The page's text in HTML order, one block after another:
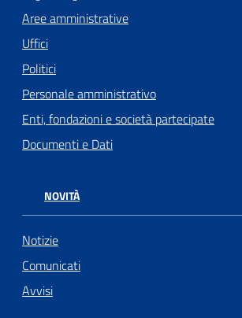
Aree amministrative
Uffici
Politici
Personale amministrativo
Enti, fondazioni e società partecipate
Documenti e Dati
NOVITÀ
Notizie
Comunicati
Avvisi